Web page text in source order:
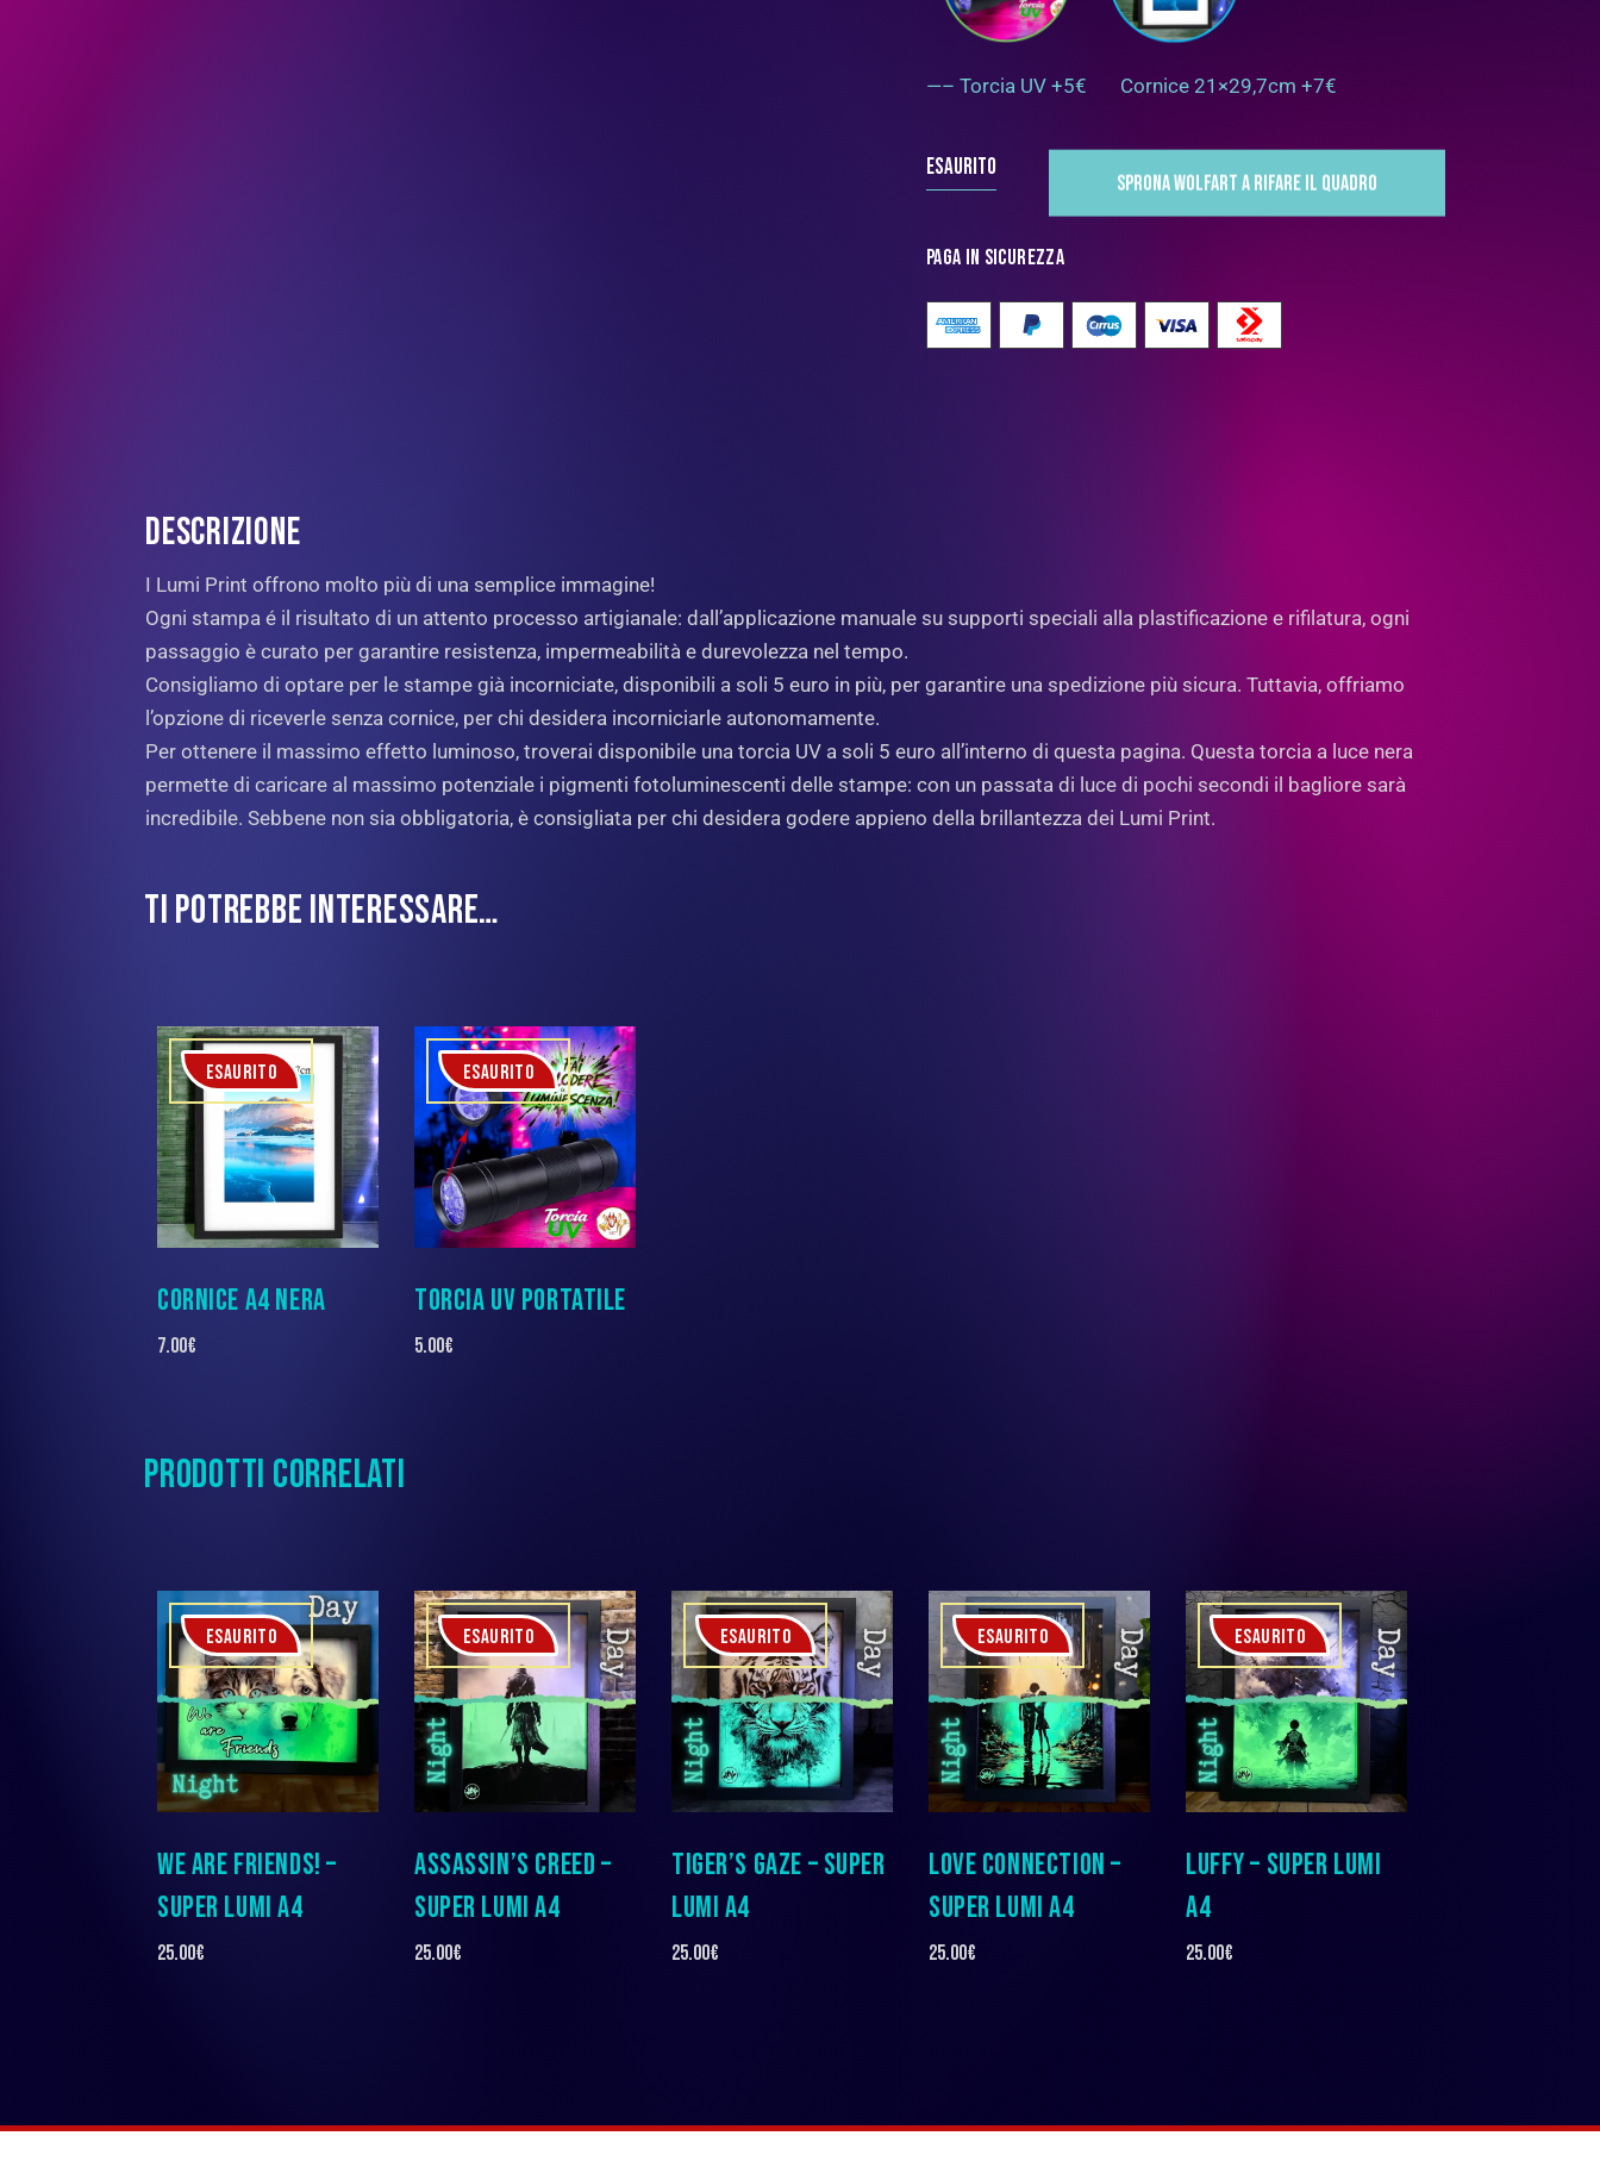
—– Torcia UV +5€ Cornice 21×29,7cm +7€
Esaurito
Paga in sicurezza
DESCRIZIONE
I Lumi Print offrono molto più di una semplice immagine!
Ogni stampa é il risultato di un attento processo artigianale: dall’applicazione manuale su supporti speciali alla plastificazione e rifilatura, ogni
passaggio è curato per garantire resistenza, impermeabilità e durevolezza nel tempo.
Consigliamo di optare per le stampe già incorniciate, disponibili a soli 5 euro in più, per garantire una spedizione più sicura. Tuttavia, offriamo
l’opzione di riceverle senza cornice, per chi desidera incorniciarle autonomamente.
Per ottenere il massimo effetto luminoso, troverai disponibile una torcia UV a soli 5 euro all’interno di questa pagina. Questa torcia a luce nera
permette di caricare al massimo potenziale i pigmenti fotoluminescenti delle stampe: con un passata di luce di pochi secondi il bagliore sarà
incredibile. Sebbene non sia obbligatoria, è consigliata per chi desidera godere appieno della brillantezza dei Lumi Print.
TI POTREBBE INTERESSARE…
ESAURITO
CORNICE A4 NERA
7.00€
ESAURITO
TORCIA UV PORTATILE
5.00€
PRODOTTI CORRELATI
ESAURITO
WE ARE FRIENDS! –
SUPER LUMI A4
25.00€
ESAURITO
ASSASSIN’S CREED –
SUPER LUMI A4
25.00€
ESAURITO
TIGER’S GAZE – SUPER
LUMI A4
25.00€
ESAURITO
LOVE CONNECTION –
SUPER LUMI A4
25.00€
ESAURITO
LUFFY – SUPER LUMI
A4
25.00€